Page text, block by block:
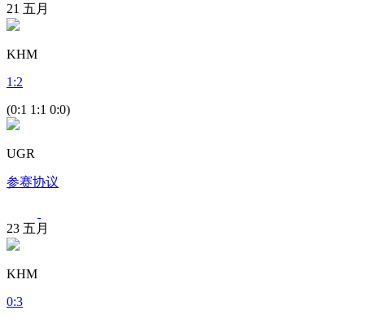
21 五月
KHM
1 :2
(0:1 1:1 0:0)
UGR
参赛协议
23 五月
KHM
0:3